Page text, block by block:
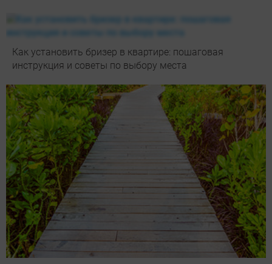
Как установить бризер в квартире: пошаговая
инструкция и советы по выбору места